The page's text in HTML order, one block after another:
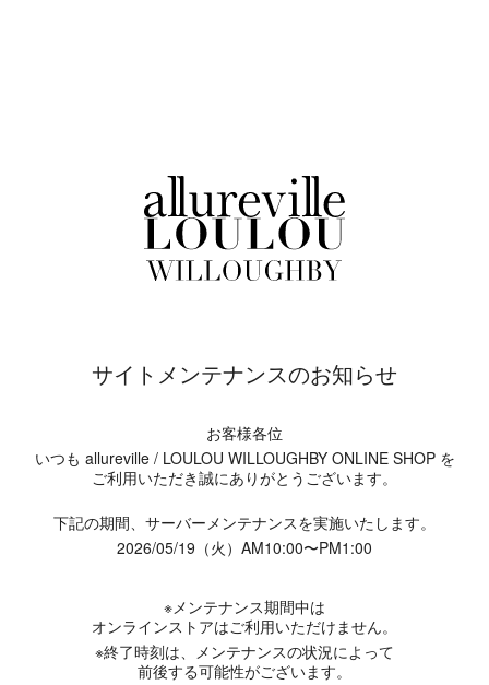
サイトメンテナンスのお知らせ
お客様各位
いつも allureville / LOULOU WILLOUGHBY ONLINE SHOP を
ご利用いただき誠にありがとうございます。
下記の期間、サーバーメンテナンスを実施いたします。
2026/05/19（火）AM10:00〜PM1:00
※メンテナンス期間中は
オンラインストアはご利用いただけません。
※終了時刻は、メンテナンスの状況によって
前後する可能性がございます。